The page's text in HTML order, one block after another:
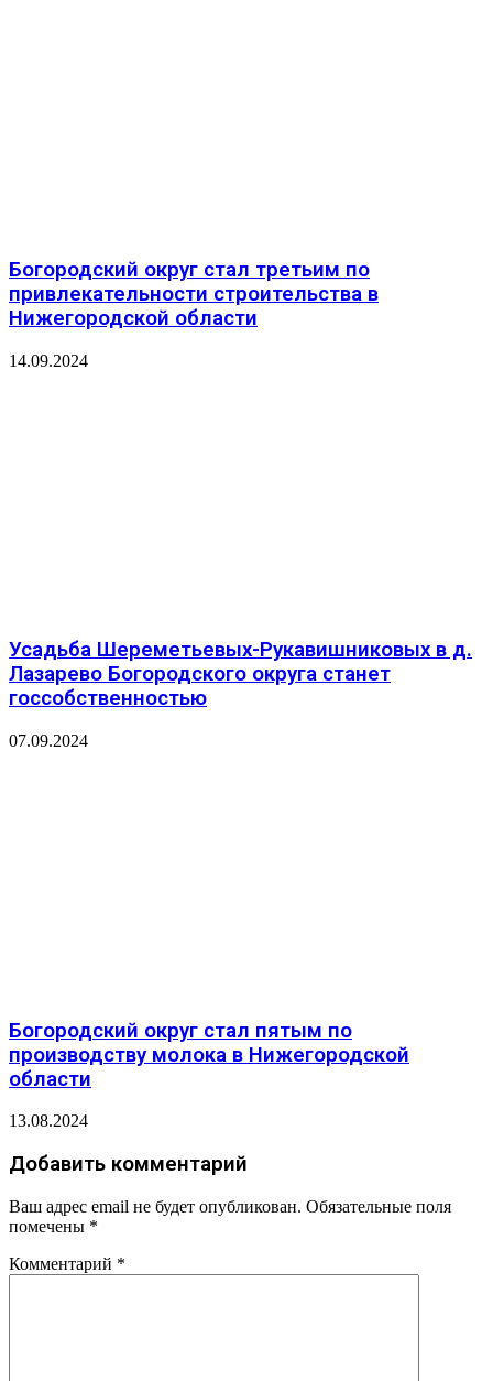
Богородский округ стал третьим по
привлекательности строительства в
Нижегородской области
14.09.2024
Усадьба Шереметьевых-Рукавишниковых в д.
Лазарево Богородского округа станет
госсобственностью
07.09.2024
Богородский округ стал пятым по
производству молока в Нижегородской
области
13.08.2024
Добавить комментарий
Ваш адрес email не будет опубликован. Обязательные поля
помечены *
Комментарий *